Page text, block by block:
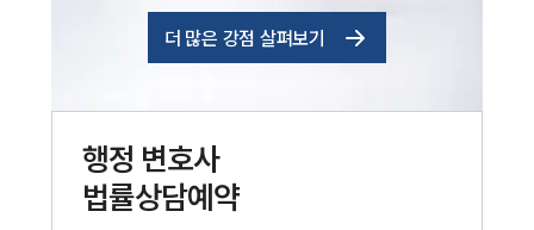
더 많은 강점 살펴보기
행정 변호사
법률상담예약